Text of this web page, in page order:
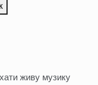
живу музику